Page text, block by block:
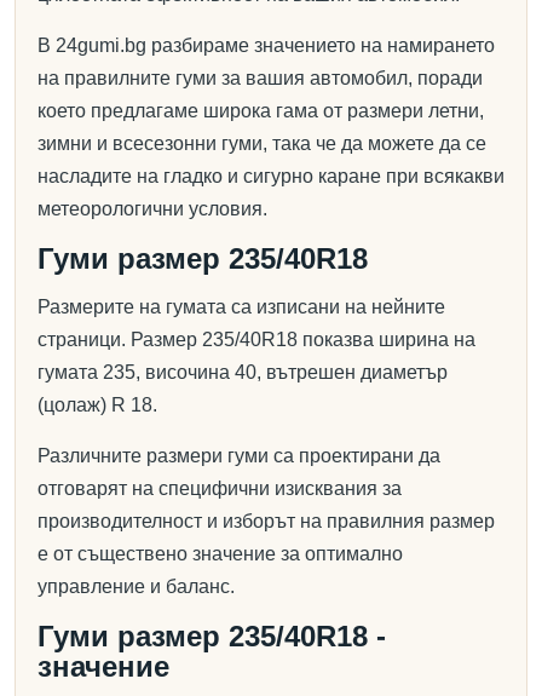
В 24gumi.bg разбираме значението на намирането
на правилните гуми за вашия автомобил, поради
което предлагаме широка гама от размери летни,
зимни и всесезонни гуми, така че да можете да се
насладите на гладко и сигурно каране при всякакви
метеорологични условия.
Гуми размер 235/40R18
Размерите на гумата са изписани на нейните
страници. Размер 235/40R18 показва ширина на
гумата 235, височина 40, вътрешен диаметър
(цолаж) R 18.
Различните размери гуми са проектирани да
отговарят на специфични изисквания за
производителност и изборът на правилния размер
е от съществено значение за оптимално
управление и баланс.
Гуми размер 235/40R18 -
значение